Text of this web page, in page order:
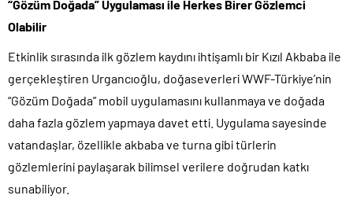
“Gözüm Doğada” Uygulaması ile Herkes Birer Gözlemci
Olabilir
Etkinlik sırasında ilk gözlem kaydını ihtişamlı bir Kızıl Akbaba ile
gerçekleştiren Urgancıoğlu, doğaseverleri WWF-Türkiye’nin
“Gözüm Doğada” mobil uygulamasını kullanmaya ve doğada
daha fazla gözlem yapmaya davet etti. Uygulama sayesinde
vatandaşlar, özellikle akbaba ve turna gibi türlerin
gözlemlerini paylaşarak bilimsel verilere doğrudan katkı
sunabiliyor.